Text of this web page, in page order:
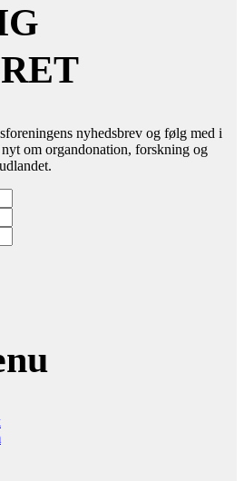
nyhedsbrev og følg med i
nyt om organdonation, forskning og